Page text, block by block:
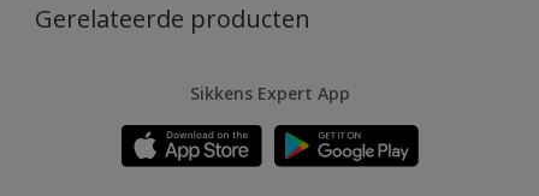
Gerelateerde producten
Sikkens Expert App